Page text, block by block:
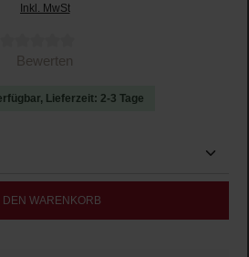
Inkl. MwSt
von 0 von 5 Sternen
Bewerten
Lieferzeit: 2-3 Tage
den gewünschten Wert ein
DEN WARENKORB